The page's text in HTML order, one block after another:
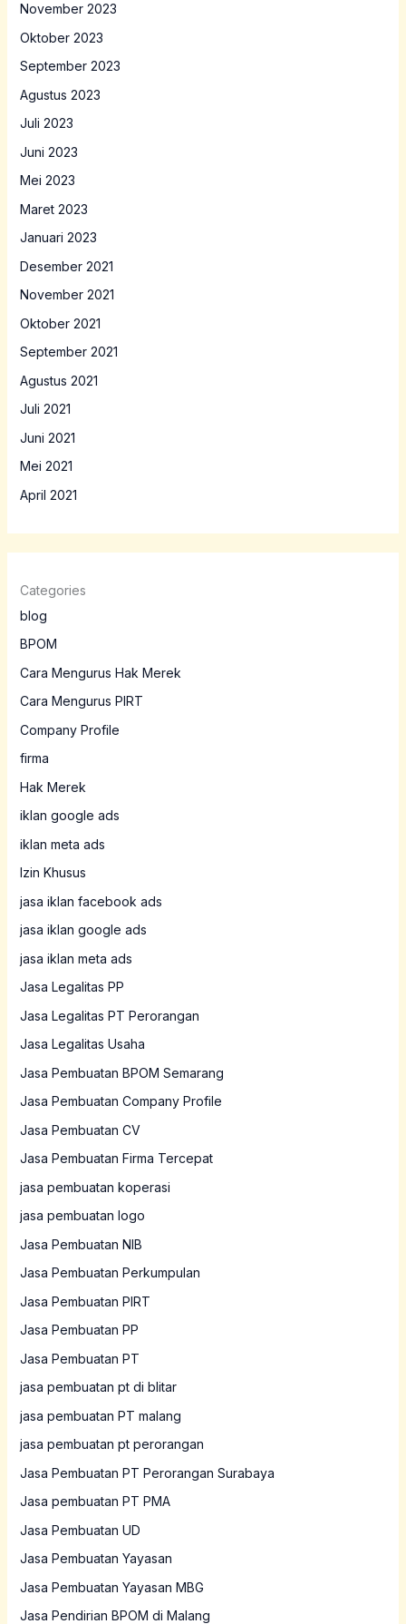
November 2023
Oktober 2023
September 2023
Agustus 2023
Juli 2023
Juni 2023
Mei 2023
Maret 2023
Januari 2023
Desember 2021
November 2021
Oktober 2021
September 2021
Agustus 2021
Juli 2021
Juni 2021
Mei 2021
April 2021
Categories
blog
BPOM
Cara Mengurus Hak Merek
Cara Mengurus PIRT
Company Profile
firma
Hak Merek
iklan google ads
iklan meta ads
Izin Khusus
jasa iklan facebook ads
jasa iklan google ads
jasa iklan meta ads
Jasa Legalitas PP
Jasa Legalitas PT Perorangan
Jasa Legalitas Usaha
Jasa Pembuatan BPOM Semarang
Jasa Pembuatan Company Profile
Jasa Pembuatan CV
Jasa Pembuatan Firma Tercepat
jasa pembuatan koperasi
jasa pembuatan logo
Jasa Pembuatan NIB
Jasa Pembuatan Perkumpulan
Jasa Pembuatan PIRT
Jasa Pembuatan PP
Jasa Pembuatan PT
jasa pembuatan pt di blitar
jasa pembuatan PT malang
jasa pembuatan pt perorangan
Jasa Pembuatan PT Perorangan Surabaya
Jasa pembuatan PT PMA
Jasa Pembuatan UD
Jasa Pembuatan Yayasan
Jasa Pembuatan Yayasan MBG
Jasa Pendirian BPOM di Malang